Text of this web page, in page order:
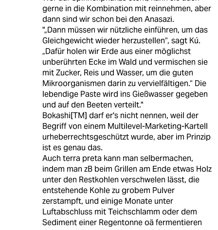
gerne in die Kombination mit reinnehmen, aber
dann sind wir schon bei den Anasazi.
"„Dann müssen wir nützliche einführen, um das
Gleichgewicht wieder herzustellen“, sagt Kú.
„Dafür holen wir Erde aus einer möglichst
unberührten Ecke im Wald und vermischen sie
mit Zucker, Reis und Wasser, um die guten
Mikroorganismen darin zu vervielfältigen.“ Die
lebendige Paste wird ins Gießwasser gegeben
und auf den Beeten verteilt."
Bokashi[TM] darf er's nicht nennen, weil der
Begriff von einem Multilevel-Marketing-Kartell
urheberrechtsgeschützt wurde, aber im Prinzip
ist es genau das.
Auch terra preta kann man selbermachen,
indem man zB beim Grillen am Ende etwas Holz
unter den Restkohlen verschwelen lässt, die
entstehende Kohle zu grobem Pulver
zerstampft, und einige Monate unter
Luftabschluss mit Teichschlamm oder dem
Sediment einer Regentonne oä fermentieren